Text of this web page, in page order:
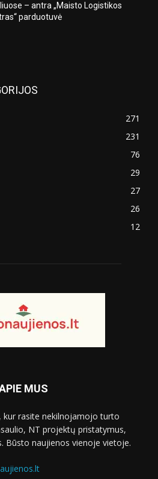
– antra „Maisto Logistikos
parduotuvė
271
231
76
29
27
26
12
MUS
kur rasite nekilnojamojo turto
NT projektų pristatymus,
Būsto naujienos vienoje vietoje.